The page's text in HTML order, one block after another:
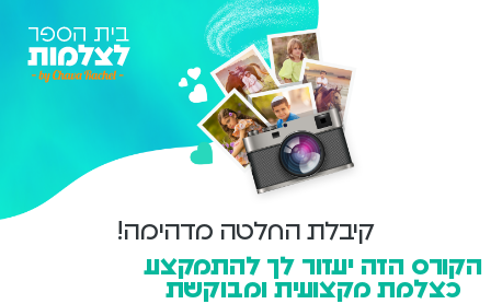
קיבלת החלטה מדהימה!
הקורס הזה יעזור לך להתמקצע
כצלמת מקצועית ומבוקשת